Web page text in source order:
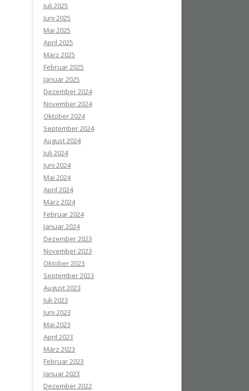
Juli 2025
Juni 2025
Mai 2025
April 2025
März 2025
Februar 2025
Januar 2025
Dezember 2024
November 2024
Oktober 2024
September 2024
August 2024
Juli 2024
Juni 2024
Mai 2024
April 2024
März 2024
Februar 2024
Januar 2024
Dezember 2023
November 2023
Oktober 2023
September 2023
August 2023
Juli 2023
Juni 2023
Mai 2023
April 2023
März 2023
Februar 2023
Januar 2023
Dezember 2022